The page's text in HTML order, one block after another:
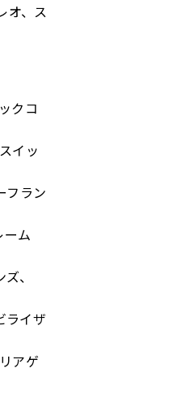
オ、ス
クコ
イッ
フラン
ム
、
ライザ
アゲ